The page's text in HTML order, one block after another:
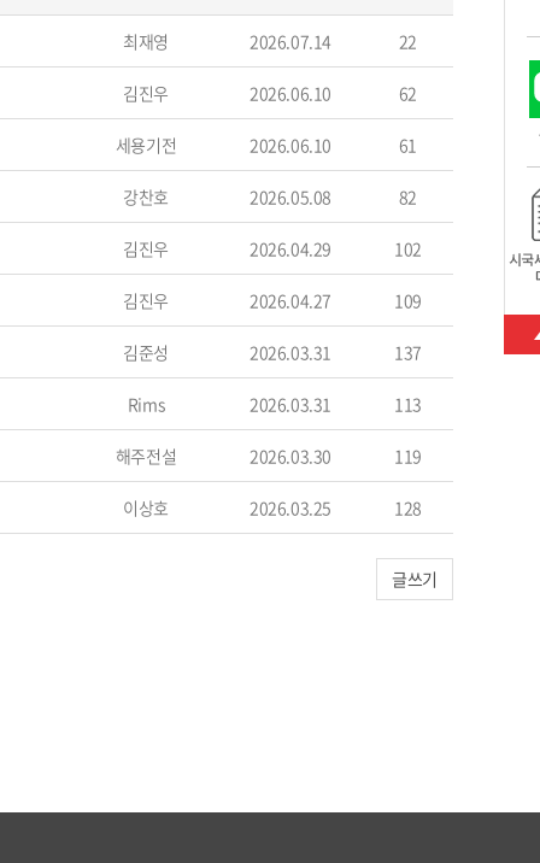
최재영 2026.07.14 22
김진우 2026.06.10 62
세용기전 2026.06.10 61
강찬호 2026.05.08 82
김진우 2026.04.29 102
김진우 2026.04.27 109
김준성 2026.03.31 137
Rims 2026.03.31 113
해주전설 2026.03.30 119
이상호 2026.03.25 128
글쓰기